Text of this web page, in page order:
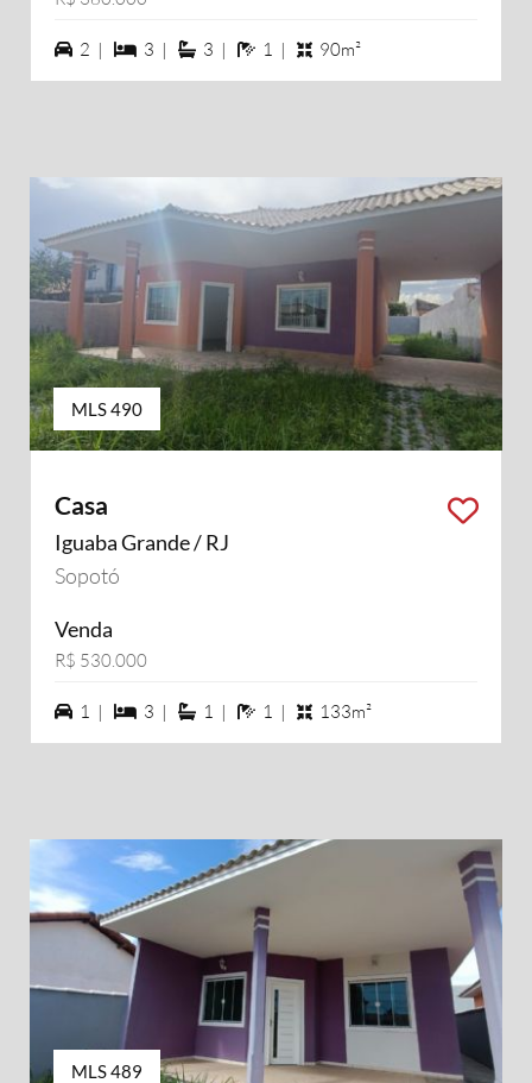
2 vagas na garagem
2 | 3 dormiórios
3 | 3 suítes
3 | 1 banheiros
1 | 90m²
MLS 490
Casa
Iguaba Grande / RJ
Sopotó
Venda
R$ 530.000
1 vagas na garagem
1 | 3 dormiórios
3 | 1 suítes
1 | 1 banheiros
1 | 133m²
MLS 489